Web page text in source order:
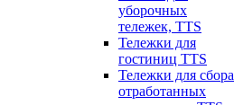
уборочных
тележек, TTS
Тележки для
гостиниц TTS
Тележки для сбора
отработанных